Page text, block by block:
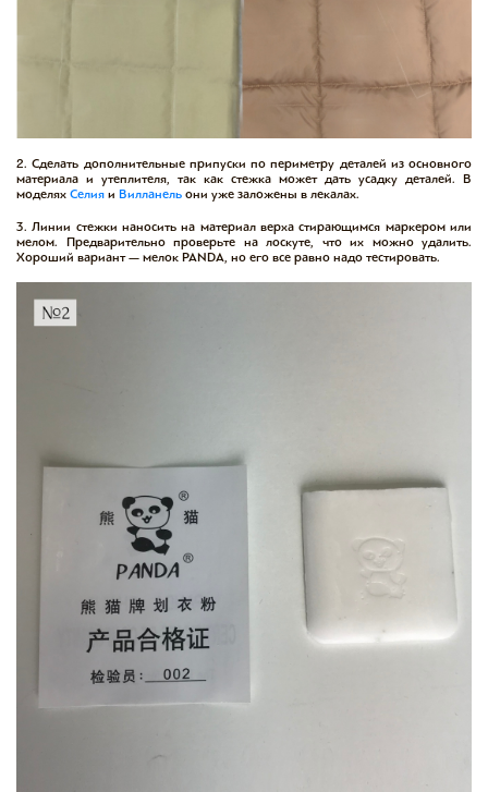
2. Сделать дополнительные припуски по периметру деталей из основного
материала и утеплителя, так как стежка может дать усадку деталей. В
моделях Селия и Вилланель они уже заложены в лекалах.
3. Линии стежки наносить на материал верха стирающимся маркером или
мелом. Предварительно проверьте на лоскуте, что их можно удалить.
Хороший вариант — мелок PANDA, но его все равно надо тестировать.